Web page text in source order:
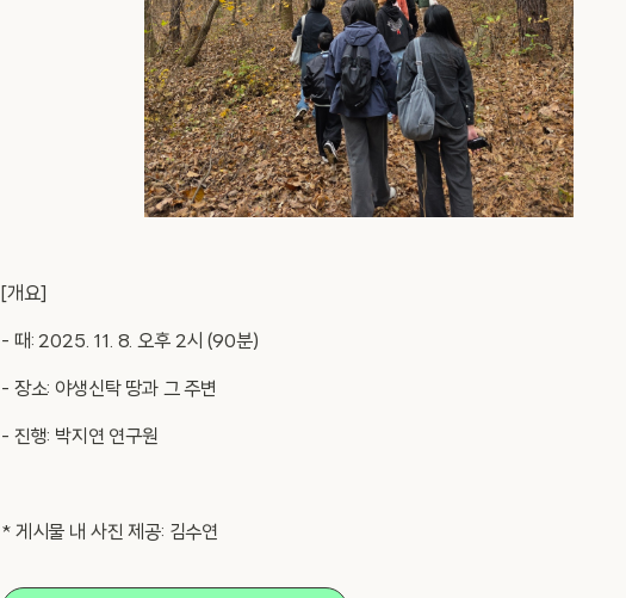
[개요]
- 때: 2025. 11. 8. 오후 2시 (90분)
- 장소: 야생신탁 땅과 그 주변
- 진행: 박지연 연구원
* 게시물 내 사진 제공: 김수연